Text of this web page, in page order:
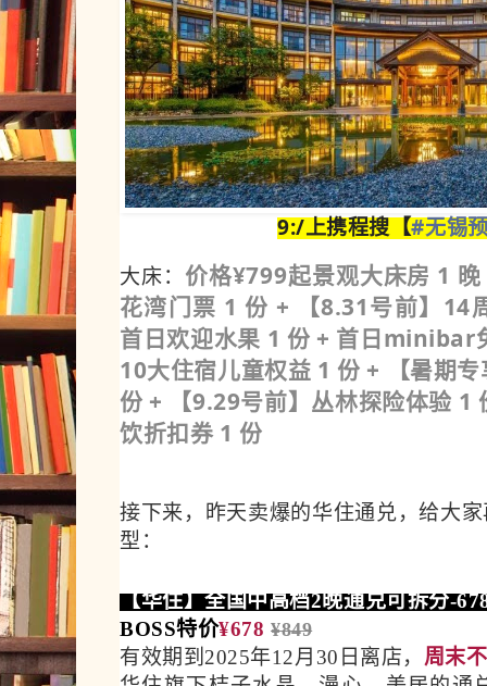
9:/上携程搜【#无锡
大床： 价格¥799起景观大床房 1
花湾门票 1 份 + 【8.31号前】14
首日欢迎水果 1 份 + 首日minibar
10大住宿儿童权益 1 份 + 【暑期
份 + 【9.29号前】丛林探险体验 1
饮折扣券 1 份
接下来，昨天卖爆的华住通兑，给大
型：
【华住】全国中高档2晚通兑可拆分-
BOSS特价¥678 ¥849
有效期到2025年12月30日离店， 周末